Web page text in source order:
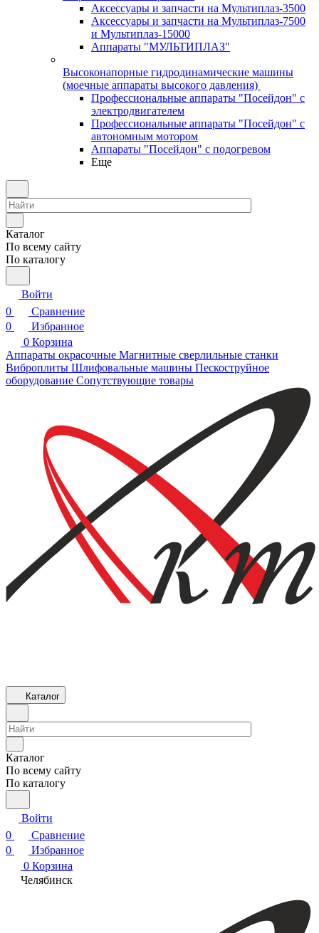
Аксессуары и запчасти на Мультиплаз-3500
Аксессуары и запчасти на Мультиплаз-7500
и Мультиплаз-15000
Аппараты "МУЛЬТИПЛАЗ"
Высоконапорные гидродинамические машины
(моечные аппараты высокого давления)
Профессиональные аппараты "Посейдон" с
электродвигателем
Профессиональные аппараты "Посейдон" с
автономным мотором
Аппараты "Посейдон" с подогревом
Еще
Каталог
По всему сайту
По каталогу
Войти
0
Сравнение
0
Избранное
0 Корзина
Аппараты окрасочные Магнитные сверлильные станки
Виброплиты Шлифовальные машины Пескоструйное
оборудование Сопутствующие товары
Каталог
Каталог
По всему сайту
По каталогу
Войти
0
Сравнение
0
Избранное
0 Корзина
Челябинск